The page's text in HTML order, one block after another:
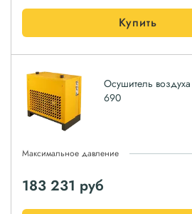
Купить
Осушитель
690
Максимальное давление
183 231 руб